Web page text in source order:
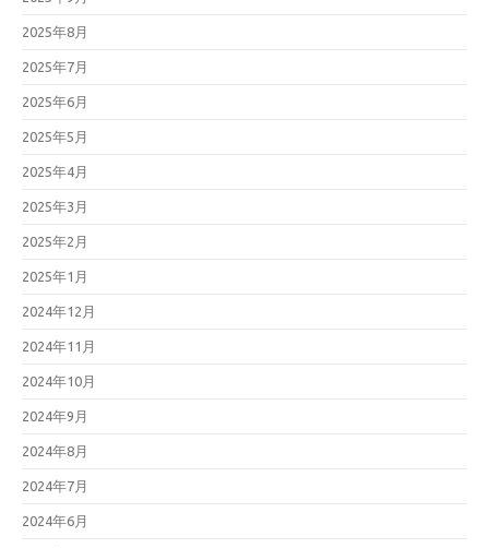
2025年8月
2025年7月
2025年6月
2025年5月
2025年4月
2025年3月
2025年2月
2025年1月
2024年12月
2024年11月
2024年10月
2024年9月
2024年8月
2024年7月
2024年6月